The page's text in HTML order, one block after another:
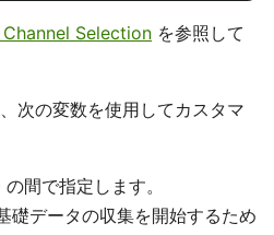
Selection を参照して
次の変数を使用してカスタマ
間で指定します。
礎データの収集を開始するため